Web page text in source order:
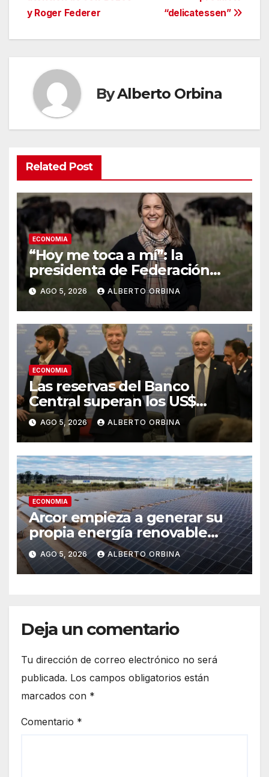
“delicatessen”
y Roger Federer
ByAlberto Orbina
Related Post
ECONOMIA
“Hoy me toca a mí”: la
presidenta de Federación
Agraria denunció que
desaparecieron 15 vaquillonas
propias de un campo en
Bolívar
AGO 5, 2026 ALBERTO ORBINA
ECONOMIA
Las reservas del Banco
Central superan los US$
50.000 millones por primera
vez en esta gestión
AGO 5, 2026 ALBERTO ORBINA
ECONOMIA
Arcor empieza a generar su
propia energía renovable
para bajar costos
AGO 5, 2026 ALBERTO ORBINA
Deja un comentario
Tu dirección de correo electrónico no será
publicada. Los campos obligatorios están
marcados con *
Comentario *